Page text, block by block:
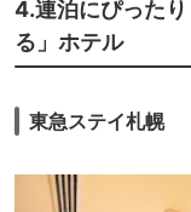
4.連泊にぴった
る」ホテル
東急ステイ札幌